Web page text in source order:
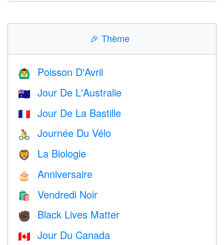
🎉 Thème
🙆‍♂️ Poisson D'Avril
🇦🇺 Jour De L'Australie
🇫🇷 Jour De La Bastille
🚴 Journée Du Vélo
🦁 La Biologie
🎂 Anniversaire
🛍 Vendredi Noir
✊🏿 Black Lives Matter
🇨🇦 Jour Du Canada